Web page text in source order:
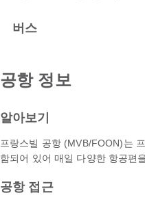
버스
공항 정보
알아보기
프랑스빌 공항 (MVB/FOON)는
함되어 있어 매일 다양한 항공편
공항 접근